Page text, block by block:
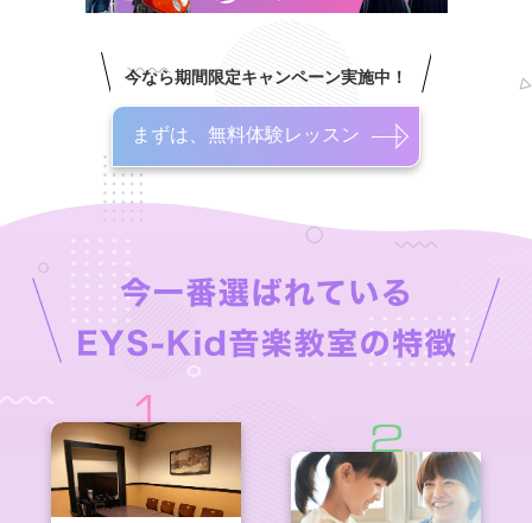
今なら期間限定キャンペーン実施中！
まずは、無料体験レッスン
1
2